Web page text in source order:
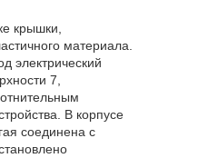
крышки,
материала.
электрический
7,
В корпусе
соединена с